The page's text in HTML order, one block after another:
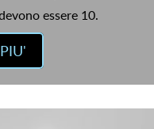
essere 10.